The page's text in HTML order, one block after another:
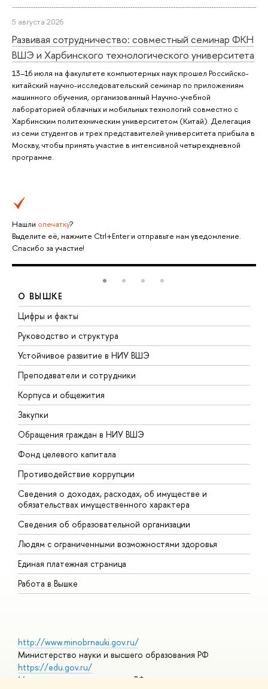
5 августа 2026
Развивая сотрудничество: совместный семинар ФКН
ВШЭ и Харбинского технологического университета
13–16 июля на факультете компьютерных наук прошел Российско-
китайский научно-исследовательский семинар по приложениям
машинного обучения, организованный Научно-учебной
лабораторией облачных и мобильных технологий совместно с
Харбинским политехническим университетом (Китай). Делегация
из семи студентов и трех представителей университета прибыла в
Москву, чтобы принять участие в интенсивной четырехдневной
программе.
Нашли опечатку?
Выделите её, нажмите Ctrl+Enter и отправьте нам уведомление.
Спасибо за участие!
О ВЫШКЕ
Цифры и факты
Руководство и структура
Устойчивое развитие в НИУ ВШЭ
Преподаватели и сотрудники
Корпуса и общежития
Закупки
Обращения граждан в НИУ ВШЭ
Фонд целевого капитала
Противодействие коррупции
Сведения о доходах, расходах, об имуществе и
обязательствах имущественного характера
Сведения об образовательной организации
Людям с ограниченными возможностями здоровья
Единая платежная страница
Работа в Вышке
http://www.minobrnauki.gov.ru/
Министерство науки и высшего образования РФ
https://edu.gov.ru/
Министерство просвещения РФ